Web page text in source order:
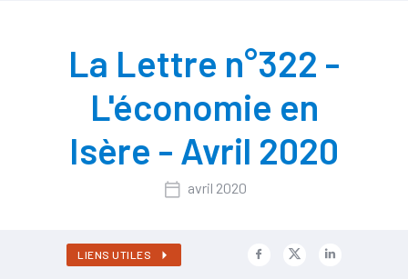
La Lettre n°322 -
L'économie en
Isère - Avril 2020
avril 2020
LIENS UTILES